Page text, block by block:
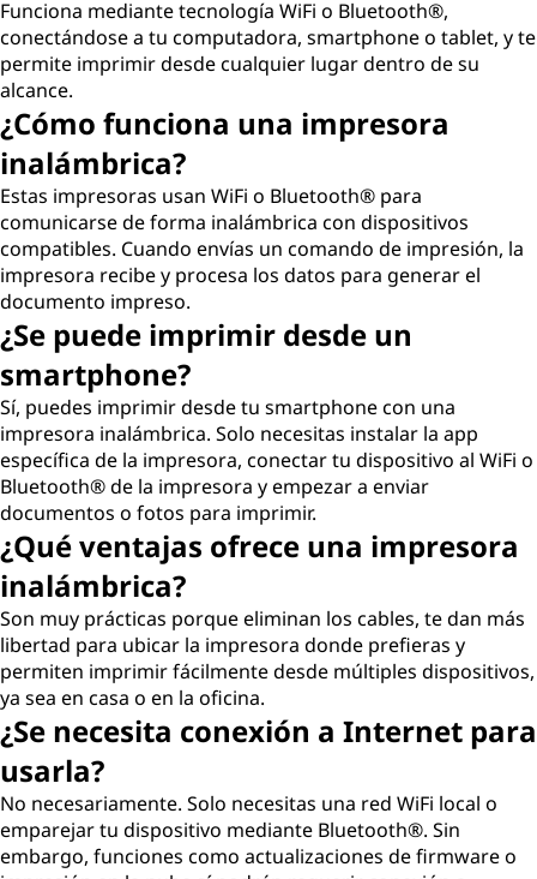
Funciona mediante tecnología WiFi o Bluetooth®,
conectándose a tu computadora, smartphone o tablet, y te
permite imprimir desde cualquier lugar dentro de su
alcance.
¿Cómo funciona una impresora
inalámbrica?
Estas impresoras usan WiFi o Bluetooth® para
comunicarse de forma inalámbrica con dispositivos
compatibles. Cuando envías un comando de impresión, la
impresora recibe y procesa los datos para generar el
documento impreso.
¿Se puede imprimir desde un
smartphone?
Sí, puedes imprimir desde tu smartphone con una
impresora inalámbrica. Solo necesitas instalar la app
específica de la impresora, conectar tu dispositivo al WiFi o
Bluetooth® de la impresora y empezar a enviar
documentos o fotos para imprimir.
¿Qué ventajas ofrece una impresora
inalámbrica?
Son muy prácticas porque eliminan los cables, te dan más
libertad para ubicar la impresora donde prefieras y
permiten imprimir fácilmente desde múltiples dispositivos,
ya sea en casa o en la oficina.
¿Se necesita conexión a Internet para
usarla?
No necesariamente. Solo necesitas una red WiFi local o
emparejar tu dispositivo mediante Bluetooth®. Sin
embargo, funciones como actualizaciones de firmware o